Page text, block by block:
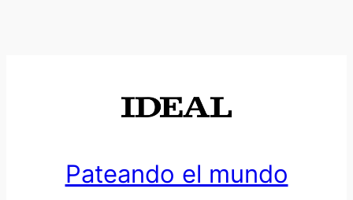
Pateando el mundo